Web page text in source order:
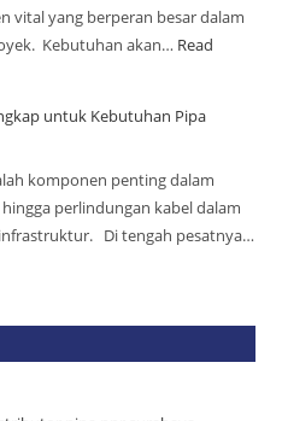
vital yang berperan besar dalam
Kebutuhan akan… Read
untuk Kebutuhan Pipa
komponen penting dalam
perlindungan kabel dalam
Di tengah pesatnya…